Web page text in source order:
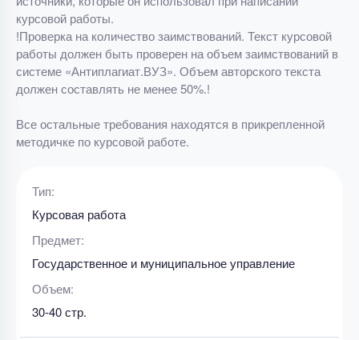
курсовой работы.
!Проверка на количество заимствований. Текст курсовой
работы должен быть проверен на объем заимствований в
системе «Антиплагиат.ВУЗ». Объем авторского текста
должен составлять не менее 50%.!
Все остальные требования находятся в прикрепленной
методичке по курсовой работе.
Тип:
Курсовая работа
Предмет:
Государственное и муниципальное управление
Объем:
30-40 стр.